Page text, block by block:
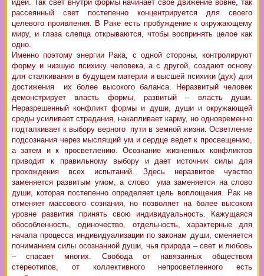
идей. Так свет внутри формы начинает свое движение вовне, так
рассеянный свет постепенно концентрируется для своего
целевого проявления. В Раке есть пробуждение к окружающему
миру, и глаза слепца открываются, чтобы воспринять целое как
одно.
Именно поэтому энергии Рака, с одной стороны, контролируют
форму и низшую психику человека, а с другой, создают основу
для сталкивания в будущем материи и высшей психики (дух) для
достижения их более высокого баланса. Неразвитый человек
демонстрирует власть формы, развитый – власть души.
Неразрешенный конфликт формы и души, души и окружающей
среды усиливает страдания, накапливает карму, но одновременно
подталкивает к выбору верного пути в земной жизни. Осветление
подсознания через мыслящий ум и сердце ведет к просвещению,
а затем и к просветлению. Осознание жизненных конфликтов
приводит к правильному выбору и дает источник силы для
прохождения всех испытаний. Здесь неразвитое чувство
заменяется развитым умом, а слово ума заменяется на слово
души, которая постепенно определяет цель воплощения. Рак не
отменяет массового сознания, но позволяет на более высоком
уровне развития принять свою индивидуальность. Кажущаяся
обособленность, одиночество, отдельность, характерные для
начала процесса индивидуализации по законам души, сменяется
пониманием силы осознанной души, чья природа – свет и любовь
– спасает многих. Свобода от навязанных обществом
стереотипов, от коллективного непросветленного есть